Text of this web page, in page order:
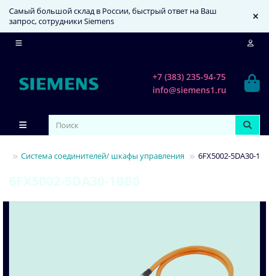
Самый большой склад в России, быстрый ответ на Ваш
запрос, сотрудники Siemens
+7 (383) 235-94-75
info@siemens1.ru
Система соединителей/ шкафы управления 6FX5002-5DA30-
6FX5002-5DA30-1BB0